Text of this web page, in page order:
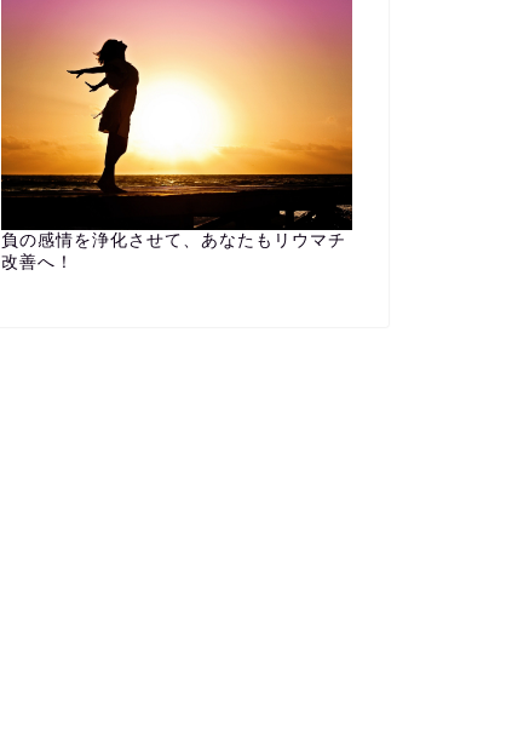
負の感情を浄化させて、あなたもリウマチ
改善へ！